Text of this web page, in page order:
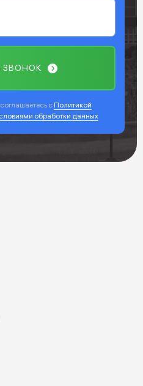
ЗВОНОК
с Политикой
обработки данных